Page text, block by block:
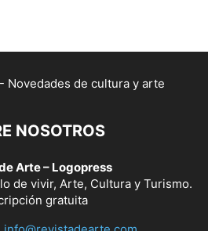
NOSOTROS
Arte – Logopress
de vivir, Arte, Cultura y Turismo.
gratuita